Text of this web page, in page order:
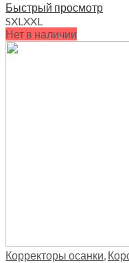
Быстрый просмотр
SXLXXL
Нет в наличии
Корректоры осанки,